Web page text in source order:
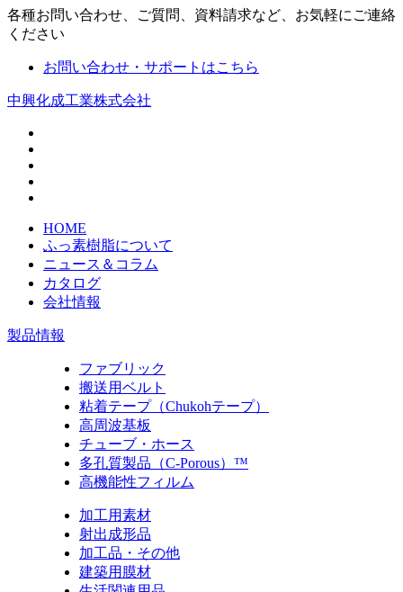
各種お問い合わせ、ご質問、資料請求など、お気軽にご連絡
ください
お問い合わせ・サポートはこちら
中興化成工業株式会社
HOME
ふっ素樹脂について
ニュース＆コラム
カタログ
会社情報
製品情報
ファブリック
搬送用ベルト
粘着テープ（Chukohテープ）
高周波基板
チューブ・ホース
多孔質製品（C-Porous）™
高機能性フィルム
加工用素材
射出成形品
加工品・その他
建築用膜材